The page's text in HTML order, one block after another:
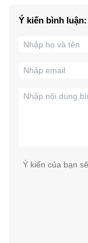
Ý kiến bình luận:
Ý kiến của bạn